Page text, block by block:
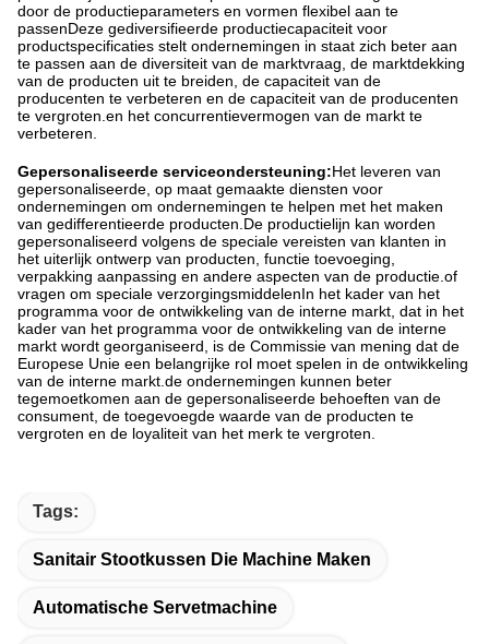
door de productieparameters en vormen flexibel aan te
passenDeze gediversifieerde productiecapaciteit voor
productspecificaties stelt ondernemingen in staat zich beter aan
te passen aan de diversiteit van de marktvraag, de marktdekking
van de producten uit te breiden, de capaciteit van de
producenten te verbeteren en de capaciteit van de producenten
te vergroten.en het concurrentievermogen van de markt te
verbeteren.
Gepersonaliseerde serviceondersteuning:Het leveren van
gepersonaliseerde, op maat gemaakte diensten voor
ondernemingen om ondernemingen te helpen met het maken
van gedifferentieerde producten.De productielijn kan worden
gepersonaliseerd volgens de speciale vereisten van klanten in
het uiterlijk ontwerp van producten, functie toevoeging,
verpakking aanpassing en andere aspecten van de productie.of
vragen om speciale verzorgingsmiddelenIn het kader van het
programma voor de ontwikkeling van de interne markt, dat in het
kader van het programma voor de ontwikkeling van de interne
markt wordt georganiseerd, is de Commissie van mening dat de
Europese Unie een belangrijke rol moet spelen in de ontwikkeling
van de interne markt.de ondernemingen kunnen beter
tegemoetkomen aan de gepersonaliseerde behoeften van de
consument, de toegevoegde waarde van de producten te
vergroten en de loyaliteit van het merk te vergroten.
Tags:
Sanitair Stootkussen Die Machine Maken
Automatische Servetmachine